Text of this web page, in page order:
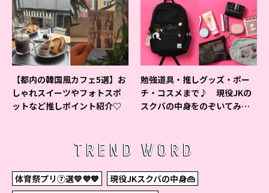
【都内の韓国風カフェ5選】お
しゃれスイーツやフォトスポ
ットなど推しポイント紹介♡
勉強道具・推しグッズ・ポー
チ・コスメまで♪ 現役JKの
スクバの中身をのぞいてみ
TREND WORD
体育祭プリ⑦選💛💜💙
現役JKスクバの中身👜